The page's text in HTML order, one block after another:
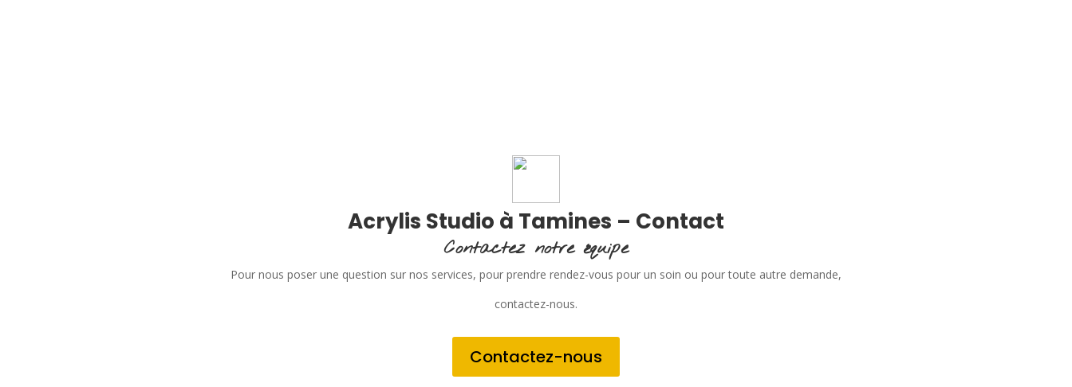
Acrylis Studio à Tamines – Contact
Contactez notre équipe
Pour nous poser une question sur nos services, pour prendre rendez-vous pour un soin ou pour toute autre demande,
contactez-nous.
Contactez-nous